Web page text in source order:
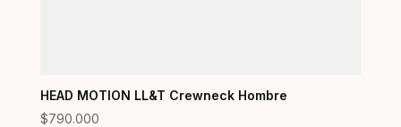
HEAD MOTION LL&T Crewneck Hombre
$790.000